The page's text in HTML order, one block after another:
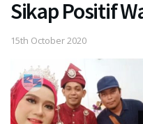
Sikap Positif
15th October 2020